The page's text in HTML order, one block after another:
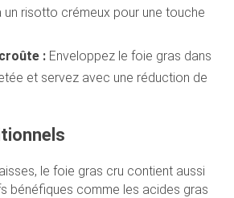
un risotto crémeux pour une touche
:Enveloppez le foie gras dans
et servez avec une réduction de
le foie gras cru contient aussi
bénéfiques comme les acides gras